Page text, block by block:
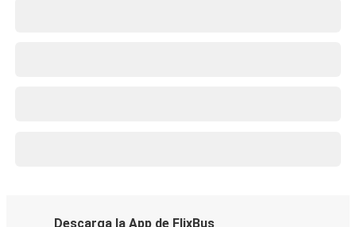
Descarga la App de FlixBus